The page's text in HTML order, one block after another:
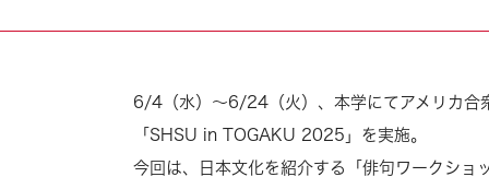
6/4（水）～6/24（火）、本学にてアメリカ合
「SHSU in TOGAKU 2025」を実施。
今回は、日本文化を紹介する「俳句ワークショ